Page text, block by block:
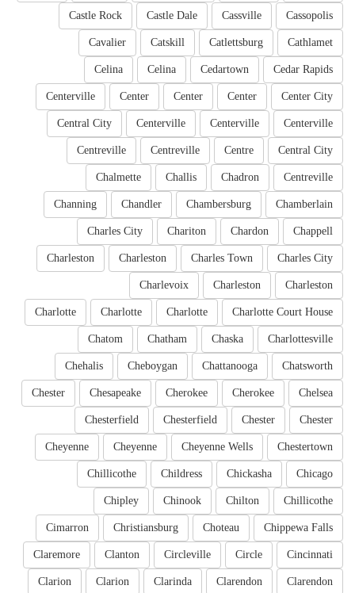
Cassopolis
Cassville
Castle Dale
Castle Rock
Cathlamet
Catlettsburg
Catskill
Cavalier
Cedar Rapids
Cedartown
Celina
Celina
Center City
Center
Center
Center
Centerville
Centerville
Centerville
Centerville
Central City
Central City
Centre
Centreville
Centreville
Centreville
Chadron
Challis
Chalmette
Chamberlain
Chambersburg
Chandler
Channing
Chappell
Chardon
Chariton
Charles City
Charles City
Charles Town
Charleston
Charleston
Charleston
Charleston
Charlevoix
Charlotte Court House
Charlotte
Charlotte
Charlotte
Charlottesville
Chaska
Chatham
Chatom
Chatsworth
Chattanooga
Cheboygan
Chehalis
Chelsea
Cherokee
Cherokee
Chesapeake
Chester
Chester
Chester
Chesterfield
Chesterfield
Chestertown
Cheyenne Wells
Cheyenne
Cheyenne
Chicago
Chickasha
Childress
Chillicothe
Chillicothe
Chilton
Chinook
Chipley
Chippewa Falls
Choteau
Christiansburg
Cimarron
Cincinnati
Circle
Circleville
Clanton
Claremore
Clarendon
Clarendon
Clarinda
Clarion
Clarion